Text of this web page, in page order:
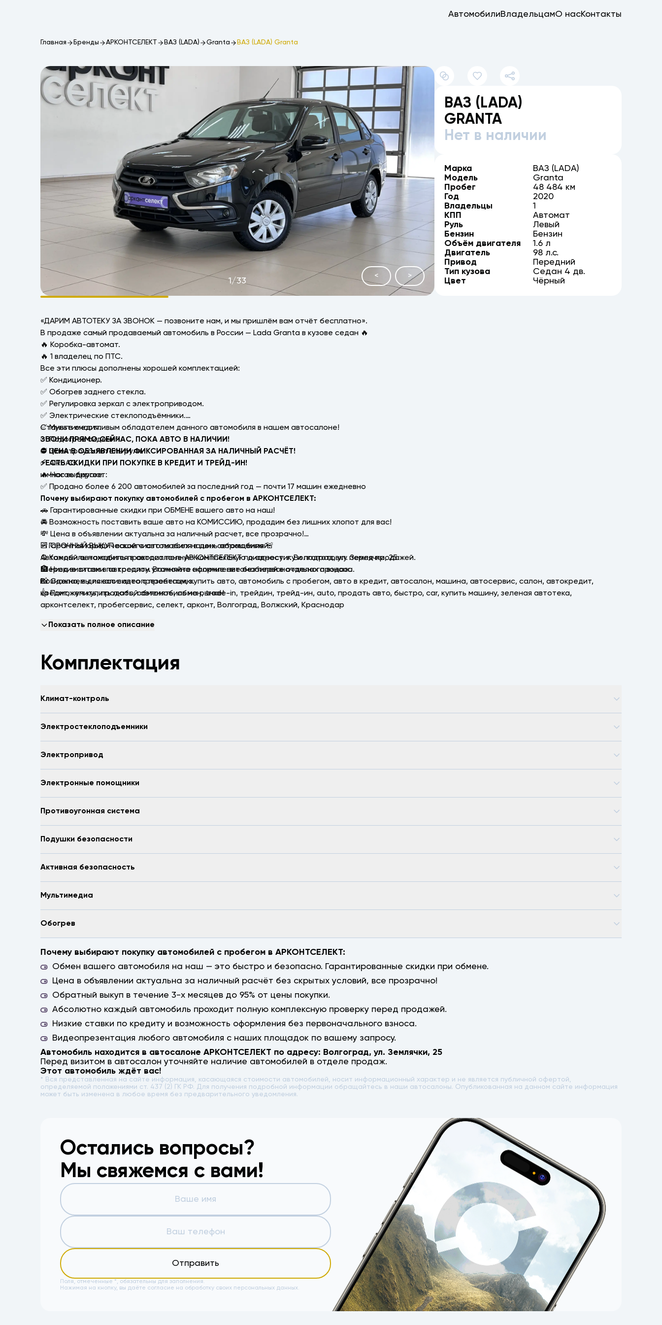
АвтомобилиВладельцамО насКонтакты
Главная Бренды АРКОНТСЕЛЕКТ ВАЗ (LADA) Granta ВАЗ (LADA) Granta
< >
1 /33
ВАЗ (LADA)
GRANTA
Нет в наличии
Марка
ВАЗ (LADA)
Модель
Granta
Пробег
48 484 км
Год
2020
Владельцы
1
КПП
Автомат
Руль
Левый
Бензин
Бензин
Объём двигателя
1.6 л
Двигатель
98 л.с.
Привод
Передний
Тип кузова
Седан 4 дв.
Цвет
Чёрный
«ДАРИМ АВТОТЕКУ ЗА ЗВОНОК — позвоните нам, и мы пришлём вам отчёт бесплатно».
В продаже самый продаваемый автомобиль в России — Lada Granta в кузове седан 🔥
🔥 Коробка-автомат.
🔥 1 владелец по ПТС.
Все эти плюсы дополнены хорошей комплектацией:
✅ Кондиционер.
✅ Обогрев заднего стекла.
✅ Регулировка зеркал с электроприводом.
✅ Электрические стеклоподъёмники.
✅ Мультимедия.
✅ Подогрев сидений.
✅ Электроусилитель руля.
✅ AIRBAG.
и многое другое.
Станьте счастливым обладателем данного автомобиля в нашем автосалоне!
ЗВОНИ ПРЯМО СЕЙЧАС, ПОКА АВТО В НАЛИЧИИ!
⛔ ЦЕНА В ОБЪЯВЛЕНИИ ФИКСИРОВАННАЯ ЗА НАЛИЧНЫЙ РАСЧЁТ!
⚡ЕСТЬ СКИДКИ ПРИ ПОКУПКЕ В КРЕДИТ И ТРЕЙД-ИН!
🔥 Нас выбирают:
✅ Продано более 6 200 автомобилей за последний год — почти 17 машин ежедневно
Почему выбирают покупку автомобилей с пробегом в АРКОНТСЕЛЕКТ:
🚗 Гарантированные скидки при ОБМЕНЕ вашего авто на наш!
🚘 Возможность поставить ваше авто на КОМИССИЮ, продадим без лишних хлопот для вас!
💸 Цена в объявлении актуальна за наличный расчет, все прозрачно!
☑️ Гарантия юридической чистоты всех наших автомобилей.
⚙️ Каждый автомобиль проходит полную комплексную диагностику и подготовку перед продажей.
🏦 Низкие ставки по кредиту. Возможно оформление без первоначального взноса.
📸 Сделаем для вас видеопрезентацию.
👍 Поможем купить любой автомобиль на рынке!
🚨 СРОЧНЫЙ ВЫКУП вашего автомобиля в день обращения 🚨
Автомобиль находится в автосалоне АРКОНТСЕЛЕКТ по адресу: г. Волгоград, ул. Землячки, 25.
*Перед визитом в автосалон уточняйте наличие автомобилей в отделах продаж.
Возможно, вы искали: авто с пробегом, купить авто, автомобиль с пробегом, авто в кредит, автосалон, машина, автосервис, салон, автокредит,
кредит, купить, продать, обменять, обмен, trаdе-in, трейдин, трейд-ин, аutо, продать авто, быстро, саr, купить машину, зеленая автотека,
арконтселект, пробегсервис, селект, арконт, Волгоград, Волжский, Краснодар
Показать полное описание
Комплектация
Климат-контроль
Электростеклоподъемники
Электропривод
Электронные помощники
Противоугонная система
Подушки безопасности
Активная безопасность
Мультимедиа
Обогрев
Почему выбирают покупку автомобилей с пробегом в АРКОНТСЕЛЕКТ:
Обмен вашего автомобиля на наш — это быстро и безопасно. Гарантированные скидки при обмене.
Цена в объявлении актуальна за наличный расчёт без скрытых условий, все прозрачно!
Обратный выкуп в течение 3-х месяцев до 95% от цены покупки.
Абсолютно каждый автомобиль проходит полную комплексную проверку перед продажей.
Низкие ставки по кредиту и возможность оформления без первоначального взноса.
Видеопрезентация любого автомобиля с наших площадок по вашему запросу.
Автомобиль находится в автосалоне АРКОНТСЕЛЕКТ по адресу: Волгоград,ул. Землячки, 25
Перед визитом в автосалон уточняйте наличие автомобилей в отделе продаж.
Этот автомобиль ждёт вас!
* Вся представленная на сайте информация, касающаяся стоимости автомобилей, носит информационный характер и не является публичной офертой,
определяемой положениями ст. 437 (2) ГК РФ. Для получения подробной информации обращайтесь в наши автосалоны. Опубликованная на данном сайте информация
может быть изменена в любое время без предварительного уведомления.
Остались вопросы?
Мы свяжемся с вами!
Отправить
Поля, отмеченные *, обязательны для заполнения.
Нажимая на кнопку, вы даёте согласие на обработку своих персональных данных.